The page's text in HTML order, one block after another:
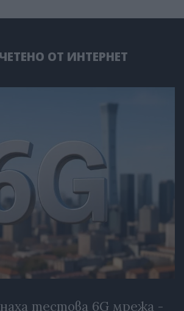
ОТ ИНТЕРНЕТ
тестова 6G мрежа -